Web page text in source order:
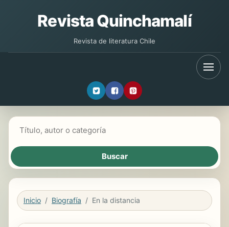
Revista Quinchamalí
Revista de literatura Chile
Inicio Biografía En la distancia